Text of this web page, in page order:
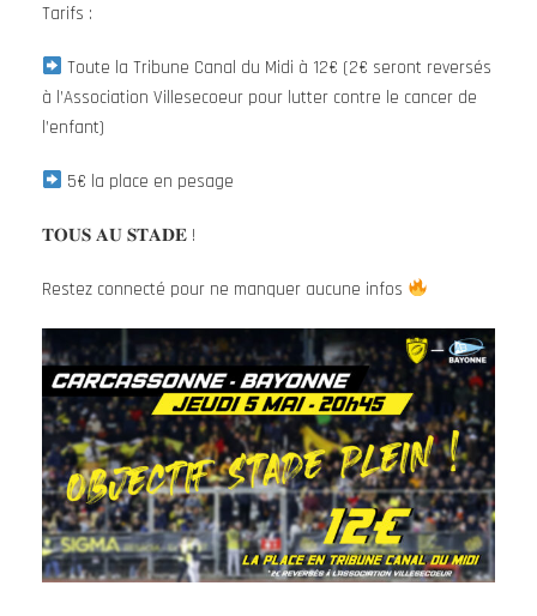
Tarifs :
Toute la Tribune Canal du Midi à 12€ (2€ seront reversés
à l’Association Villesecoeur pour lutter contre le cancer de
l’enfant)
5€ la place en pesage
𝐓𝐎𝐔𝐒 𝐀𝐔 𝐒𝐓𝐀𝐃𝐄 !
Restez connecté pour ne manquer aucune infos